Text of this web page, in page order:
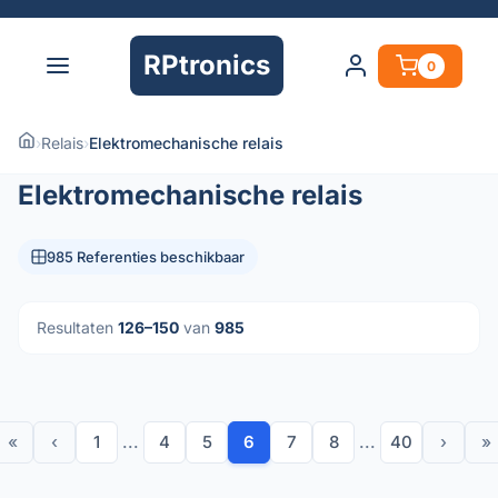
RPtronics 0
›Relais›Elektromechanische relais
Elektromechanische relais
985 Referenties beschikbaar
Resultaten 126–150 van 985
« ‹ 1 ... 4 5 6 7 8 ... 40 › »